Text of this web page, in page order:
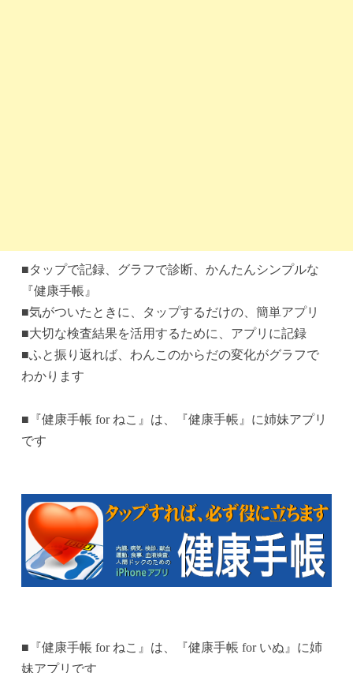
■タップで記録、グラフで診断、かんたんシンプルな
『健康手帳』
■気がついたときに、タップするだけの、簡単アプリ
■大切な検査結果を活用するために、アプリに記録
■ふと振り返れば、わんこのからだの変化がグラフで
わかります
■『健康手帳 for ねこ』は、『健康手帳』に姉妹アプリ
です
■『健康手帳 for ねこ』は、『健康手帳 for いぬ』に姉
妹アプリです